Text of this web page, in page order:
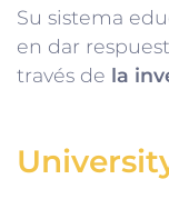
Su sistema
en dar
través de la